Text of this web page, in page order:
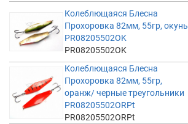
Колеблющаяся Блесна
Прохоровка 82мм, 55гр, окунь
PR08205502OK
PR08205502OK
Колеблющаяся Блесна
Прохоровка 82мм, 55гр,
оранж/ черные треугольники
PR08205502ORPt
PR08205502ORPt